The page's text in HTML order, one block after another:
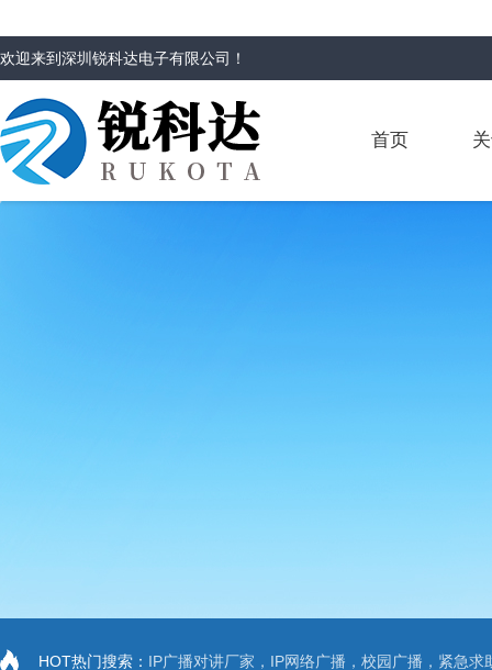
欢迎来到深圳锐科达电子有限公司 ！
首页
HOT热门搜索： IP广播对讲厂家，IP网络广播，校园广播，紧急求助，IP广播对讲系